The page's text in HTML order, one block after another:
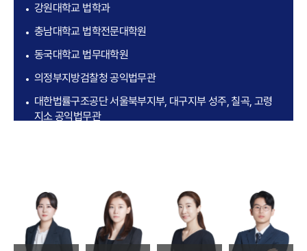
강원대학교 법학과
충남대학교 법학전문대학원
동국대학교 법무대학원
의정부지방검찰청 공익법무관
대한법률구조공단 서울북부지부, 대구지부 성주, 칠곡, 고령
지소 공익법무관
대부업등의등록및금융이용자보호에관한법률위반 무죄 판결